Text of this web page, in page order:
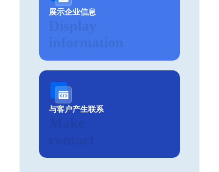
展示企业信息
Display
information
与客户产生联系